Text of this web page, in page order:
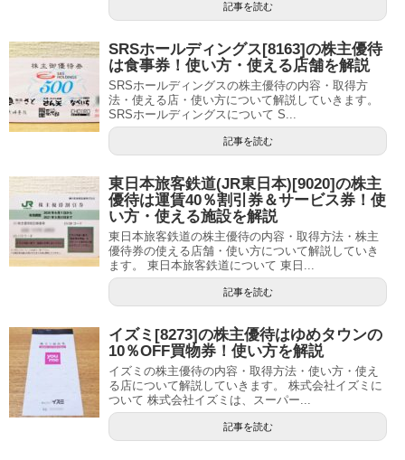
記事を読む
SRSホールディングス[8163]の株主優待
は食事券！使い方・使える店舗を解説
SRSホールディングスの株主優待の内容・取得方
法・使える店・使い方について解説していきます。
SRSホールディングスについて S...
記事を読む
東日本旅客鉄道(JR東日本)[9020]の株主
優待は運賃40％割引券＆サービス券！使
い方・使える施設を解説
東日本旅客鉄道の株主優待の内容・取得方法・株主
優待券の使える店舗・使い方について解説していき
ます。 東日本旅客鉄道について 東日...
記事を読む
イズミ[8273]の株主優待はゆめタウンの
10％OFF買物券！使い方を解説
イズミの株主優待の内容・取得方法・使い方・使え
る店について解説していきます。 株式会社イズミに
ついて 株式会社イズミは、スーパー...
記事を読む